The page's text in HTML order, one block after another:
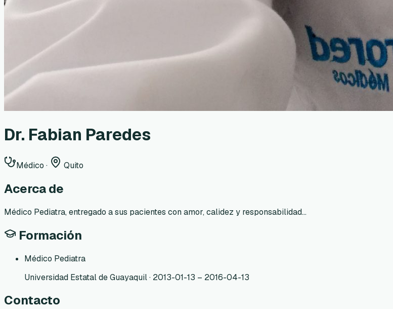
Dr. Fabian Paredes
Médico · Quito
Acerca de
Médico Pediatra, entregado a sus pacientes con amor, calidez y responsabilidad...
Formación
Médico Pediatra
Universidad Estatal de Guayaquil · 2013-01-13 – 2016-04-13
Contacto